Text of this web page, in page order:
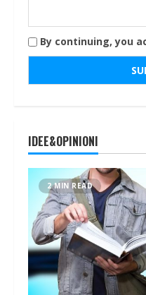
By continuing, you
IDEE&OPINIONI
2 MIN READ